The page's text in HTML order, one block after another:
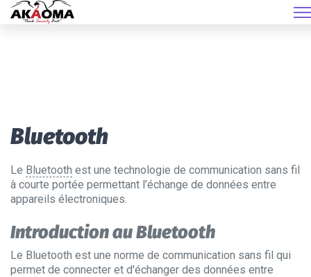
Bluetooth
Le Bluetooth est une technologie de communication sans fil
à courte portée permettant l’échange de données entre
appareils électroniques.
Introduction au Bluetooth
Le Bluetooth est une norme de communication sans fil qui
permet de connecter et d'échanger des données entre